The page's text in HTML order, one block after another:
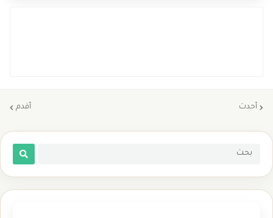
أحدث أقدم